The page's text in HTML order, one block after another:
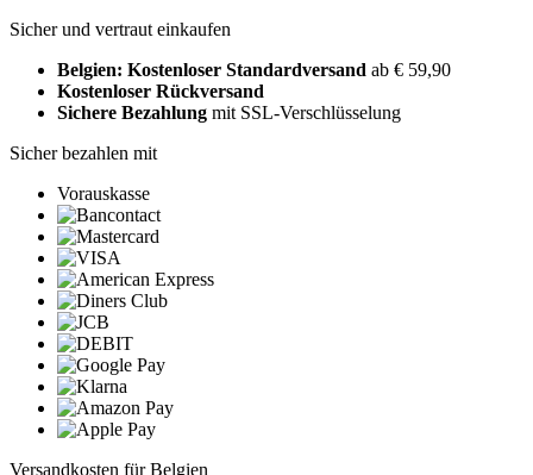
Sicher und vertraut einkaufen
Belgien: Kostenloser Standardversand ab € 59,90
Kostenloser Rückversand
Sichere Bezahlung mit SSL-Verschlüsselung
Sicher bezahlen mit
Vorauskasse
Versandkosten für Belgien